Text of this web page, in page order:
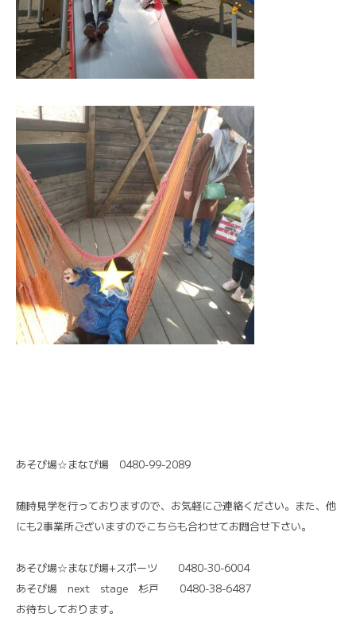
あそび場☆まなび場 0480-99-2089
随時見学を行っておりますので、お気軽にご連絡ください。また、他
にも2事業所ございますのでこちらも合わせてお問合せ下さい。
あそび場☆まなび場+スポーツ 0480-30-6004
あそび場 next stage 杉戸 0480-38-6487
お待ちしております。